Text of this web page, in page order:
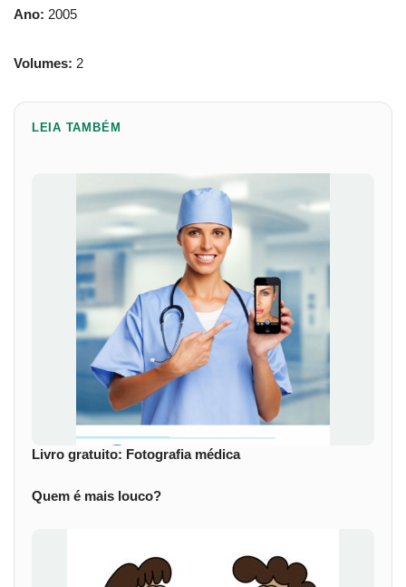
Ano: 2005
Volumes: 2
LEIA TAMBÉM
Livro gratuito: Fotografia médica
Quem é mais louco?